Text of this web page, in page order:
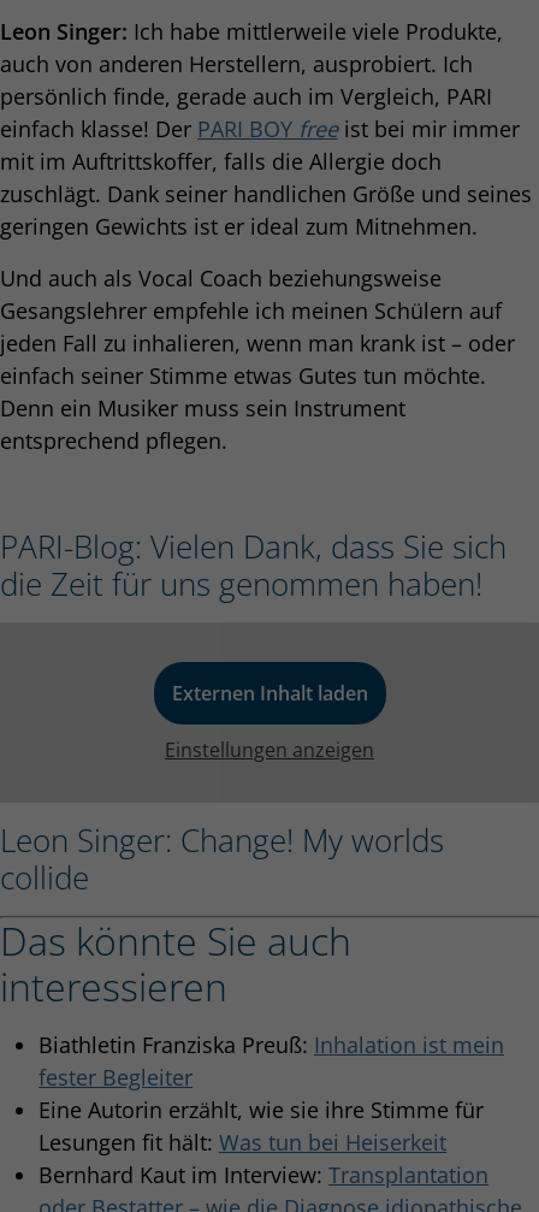
Leon Singer: Ich habe mittlerweile viele Produkte,
auch von anderen Herstellern, ausprobiert. Ich
persönlich finde, gerade auch im Vergleich, PARI
einfach klasse! Der PARI BOY freeist bei mir immer
mit im Auftrittskoffer, falls die Allergie doch
zuschlägt. Dank seiner handlichen Größe und seines
geringen Gewichts ist er ideal zum Mitnehmen.
Und auch als Vocal Coach beziehungsweise
Gesangslehrer empfehle ich meinen Schülern auf
jeden Fall zu inhalieren, wenn man krank ist – oder
einfach seiner Stimme etwas Gutes tun möchte.
Denn ein Musiker muss sein Instrument
entsprechend pflegen.
PARI-Blog: Vielen Dank, dass Sie sich
die Zeit für uns genommen haben!
Externen Inhalt laden
Einstellungen anzeigen
Leon Singer: Change! My worlds
collide
Das könnte Sie auch
interessieren
Biathletin Franziska Preuß: Inhalation ist mein
fester Begleiter
Eine Autorin erzählt, wie sie ihre Stimme für
Lesungen fit hält: Was tun bei Heiserkeit
Bernhard Kaut im Interview: Transplantation